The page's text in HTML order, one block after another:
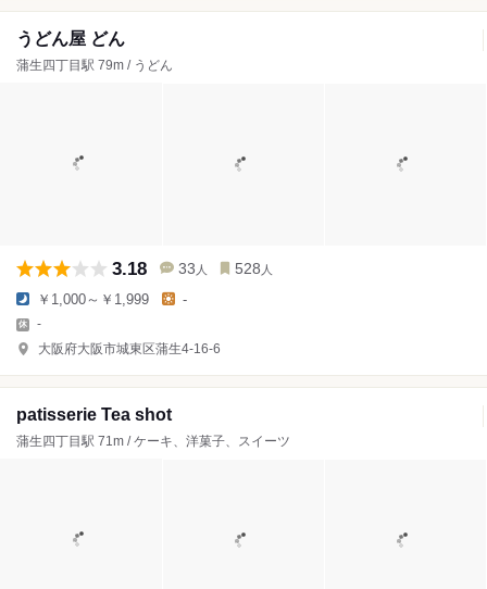
うどん屋 どん
蒲生四丁目駅 79m / うどん
3.18 33 人 528 人
￥1,000～￥1,999 -
-
大阪府大阪市城東区蒲生4-16-6
patisserie Tea shot
蒲生四丁目駅 71m / ケーキ、洋菓子、スイーツ